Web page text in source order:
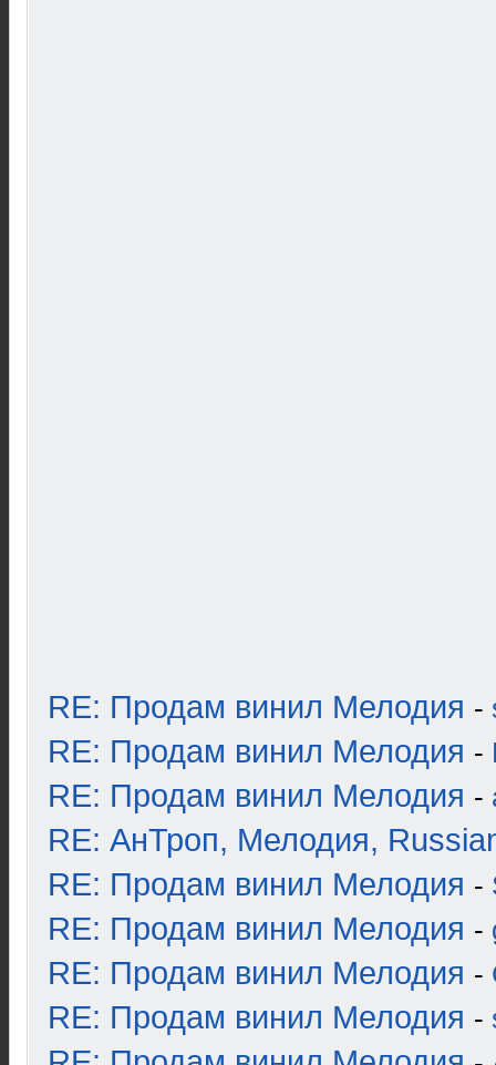
RE: Продам винил Мелодия -
RE: Продам винил Мелодия -
RE: Продам винил Мелодия -
RE: АнТроп, Мелодия,
RE: Продам винил Мелодия -
RE: Продам винил Мелодия -
RE: Продам винил Мелодия -
RE: Продам винил Мелодия -